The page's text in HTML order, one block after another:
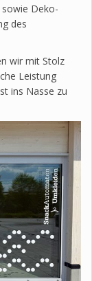
Deko-
des
wir mit Stolz
Leistung
ins Nasse zu